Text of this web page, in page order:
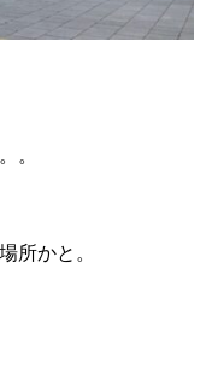
。
所かと。